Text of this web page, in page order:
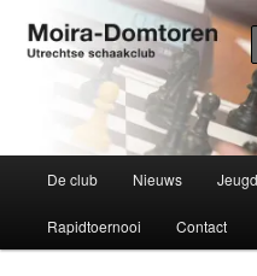
naar
Moira-
Utrechtse schaakclub opgericht
De club Nieuws Jeugd
Rapidtoernooi Contact